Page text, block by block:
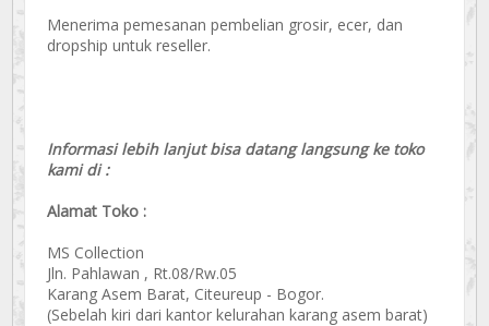
Menerima pemesanan pembelian grosir, ecer, dan
dropship untuk reseller.
Informasi lebih lanjut bisa datang langsung ke toko
kami di :
Alamat Toko :
MS Collection
Jln. Pahlawan , Rt.08/Rw.05
Karang Asem Barat, Citeureup - Bogor.
(Sebelah kiri dari kantor kelurahan karang asem barat)